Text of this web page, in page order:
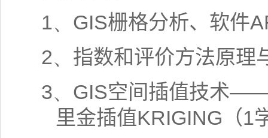
1、 GIS栅格分析、软件
2、 指数和评价方法原理
3、 GIS空间插值技术
里金插值KRIGING （1